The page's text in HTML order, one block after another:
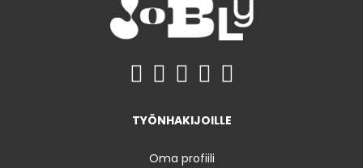
TYÖNHAKIJOILLE
Oma profiili